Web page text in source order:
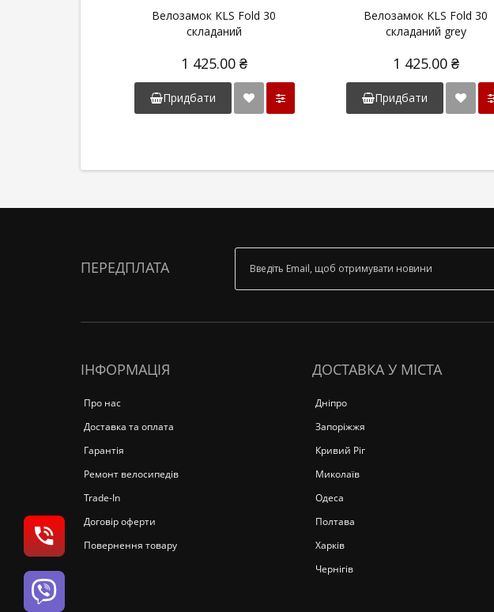
Велозамок KLS Fold 30
складаний
1 425.00 ₴
Придбати
Велозамок KLS Fold 30
складаний grey
1 425.00 ₴
Придбати
ПЕРЕДПЛАТА
ІНФОРМАЦІЯ
Про нас
Доставка та оплата
Гарантія
Ремонт велосипедів
Trade-In
Договір оферти
Повернення товару
ДОСТАВКА У МІСТА
Дніпро
Запоріжжя
Кривий Ріг
Миколаїв
Одеса
Полтава
Харків
Чернігів